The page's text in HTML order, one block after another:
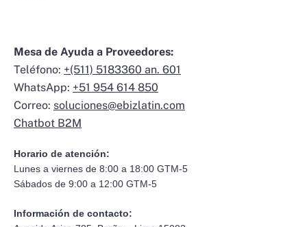
Mesa de Ayuda a Proveedores:
Teléfono: +(511) 5183360 an. 601
WhatsApp: +51 954 614 850
Correo: soluciones@ebizlatin.com
Chatbot B2M
Horario de atención:
Lunes a viernes de 8:00 a 18:00 GTM-5
Sábados de 9:00 a 12:00 GTM-5
Información de contacto: